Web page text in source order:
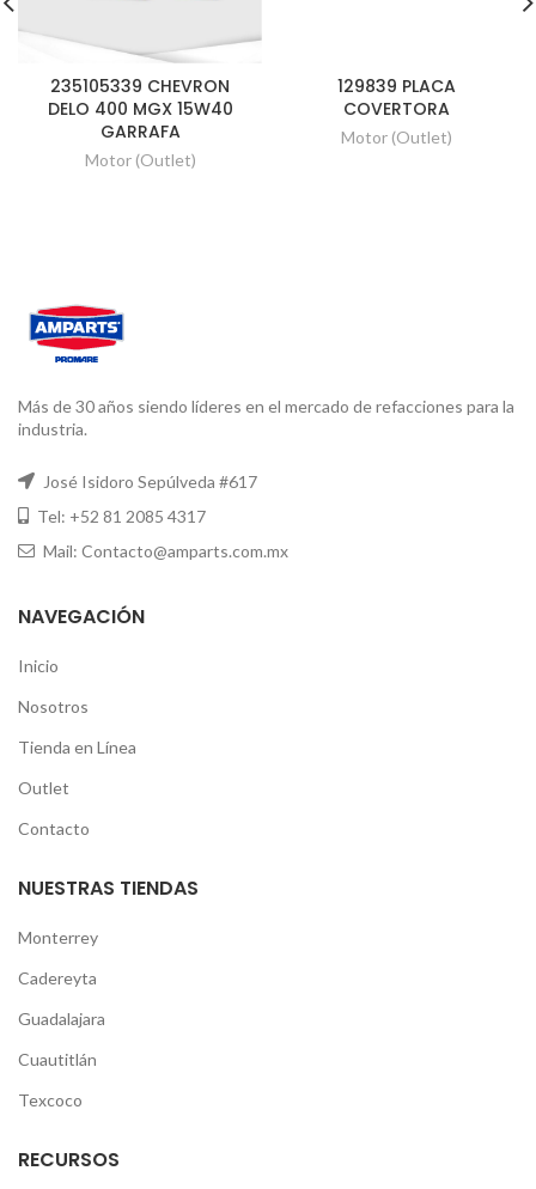
235105339 CHEVRON
DELO 400 MGX 15W40
GARRAFA
Motor (Outlet)
129839 PLACA
COVERTORA
Motor (Outlet)
Más de 30 años siendo líderes en el mercado de refacciones para la
industria.
José Isidoro Sepúlveda #617
Tel: +52 81 2085 4317
Mail: Contacto@amparts.com.mx
NAVEGACIÓN
Inicio
Nosotros
Tienda en Línea
Outlet
Contacto
NUESTRAS TIENDAS
Monterrey
Cadereyta
Guadalajara
Cuautitlán
Texcoco
RECURSOS